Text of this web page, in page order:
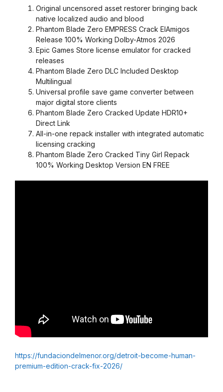
Original uncensored asset restorer bringing back
native localized audio and blood
Phantom Blade Zero EMPRESS Crack ElAmigos
Release 100% Working Dolby-Atmos 2026
Epic Games Store license emulator for cracked
releases
Phantom Blade Zero DLC Included Desktop
Multilingual
Universal profile save game converter between
major digital store clients
Phantom Blade Zero Cracked Update HDR10+
Direct Link
All-in-one repack installer with integrated automatic
licensing cracking
Phantom Blade Zero Cracked Tiny Girl Repack
100% Working Desktop Version EN FREE
https://fundaciondelmenor.org/detroit-become-human-
premium-edition-crack-fix-2026/